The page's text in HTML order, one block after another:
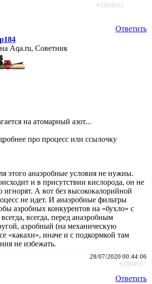
#2804952
Ответить
Aqa.ru, Советник
на атомарный азот...
про процесс или ссылочку
этого анаэробные условия не нужны.
и в присутствии кислорода, он не
игнорят. А вот без высококалорийной
не идет. И анаэробные фильтры
аэробных конкурентов на «бухло» с
всегда, перед анаэробным
аэробный (на механическую
«какахи», иначе и с подкормкой там
не избежать.
28/07/2020 00:44:06
#2804957
Ответить